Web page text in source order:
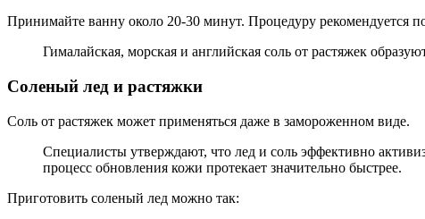
Принимайте ванну около 20-30 минут. Процедуру рекомендуется
Гималайская, морская и английская соль от растяжек
Соленый лед и растяжки
Соль от растяжек может применяться даже в замороженном виде.
Специалисты утверждают, что лед и соль эффективно
процесс обновления кожи протекает значительно быстрее.
Приготовить соленый лед можно так: